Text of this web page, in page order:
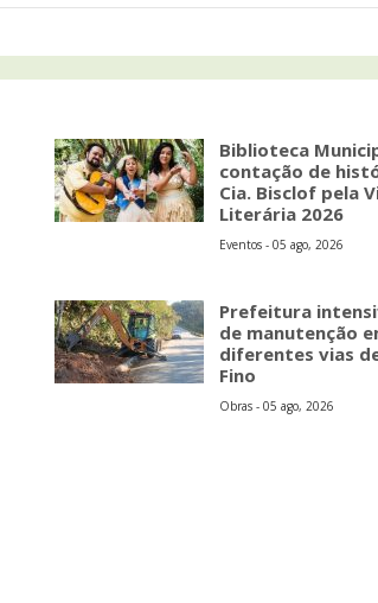
Biblioteca
contação de
Cia. Bisclof pela
Literária 2026
Eventos - 05 ago, 2026
Prefeitura
de manutenção
diferentes vias
Fino
Obras - 05 ago, 2026